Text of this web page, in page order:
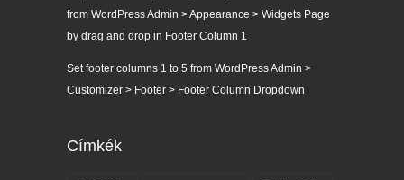
from WordPress Admin > Appearance > Widgets Page
by drag and drop in Footer Column 1
Set footer columns 1 to 5 from WordPress Admin >
Customizer > Footer > Footer Column Dropdown
Címkék